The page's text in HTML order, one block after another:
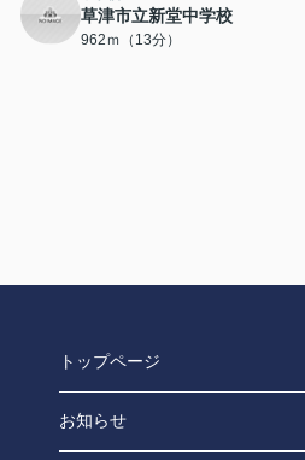
草津市立新堂中学校
962ｍ（13分）
トップページ
お知らせ